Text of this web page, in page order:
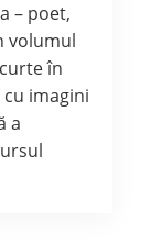
– poet,
volumul
în
imagini
a